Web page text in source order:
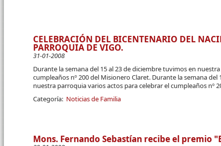
CELEBRACIÓN DEL BICENTENARIO DEL
PARROQUIA DE VIGO.
31-01-2008
Durante la semana del 15 al 23 de diciembre tuvimos en
cumpleaños nº 200 del Misionero Claret. Durante la semana
nuestra parroquia varios actos para celebrar el cumpleaños nº
Categoría: Noticias de Familia
Mons. Fernando Sebastían recibe el premio